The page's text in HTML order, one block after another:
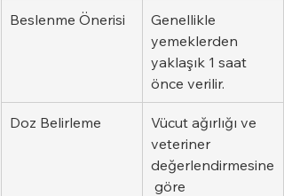
Beslenme Önerisi
Genellikle
yemeklerden
yaklaşık 1 saat
önce verilir.
Doz Belirleme
Vücut ağırlığı ve
veteriner
değerlendirmesine
göre